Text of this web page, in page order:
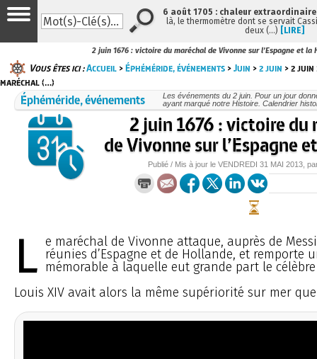
2 juin 1676 : victoire du maréchal de Vivonne sur l’Espagne et la
Vous êtes ici :Accueil >Éphéméride, événements >Juin >2 juin > 2
maréchal (…)
Éphéméride, événements
Les événements du 2 juin. Pour un jour
ayant marqué notre Histoire. Calendrier
2 juin 1676 : victoire du
de Vivonne sur l’Espagne
Publié / Mis à jour le VENDREDI 31 MAI 2013,
L e maréchal de Vivonne attaque, auprès de
réunies d’Espagne et de Hollande, et remporte
mémorable à laquelle eut grande part le
Louis XIV avait alors la même supériorité sur mer
6 août 1705 : chaleur
là, le thermomètre dont se servait
deux (…) [LIRE]